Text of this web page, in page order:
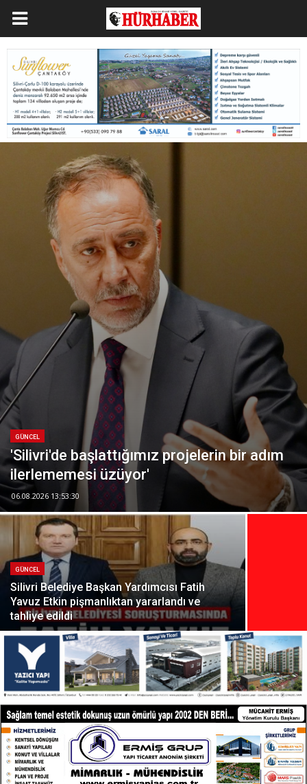
GÜNCEL
'Silivri'de başlattığımız projelerin bir adım
ilerlememesi üzüyor'
06.08.2026 13:53:30
GÜNCEL
Silivri Belediye Başkan Yardımcısı Fatih
Yavuz Etkin pişmanlıktan yararlandı ve
tahliye edildi